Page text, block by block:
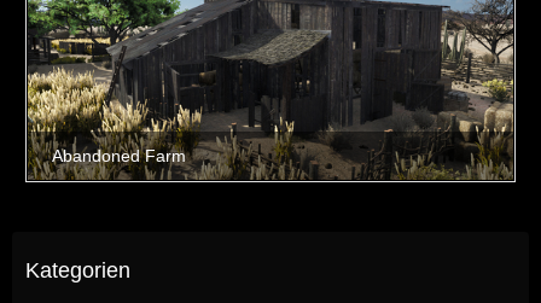
Kategorien